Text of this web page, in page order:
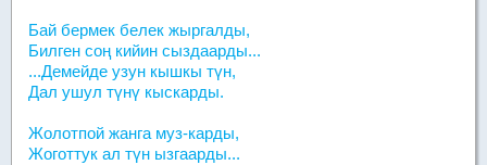
Бай бермек белек жыргалды,
Билген соң кийин сыздаарды...
...Демейде узун кышкы түн,
Дал ушул түнү кыскарды.
Жолотпой жанга муз-карды,
Жоготтук ал түн ызгаарды...